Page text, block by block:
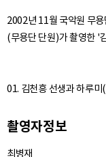
2002년 11월 국악원 무
촬영자정보
최병재